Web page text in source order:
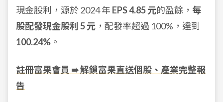
現金股利，源於 2024 年 EPS 4.85 元的盈餘， 每
股配發現金股利 5 元 ，配發率超過 100%，達到
100.24% 。
註冊富果會員 ➠ 解鎖富果直送個股、產業完整報
告